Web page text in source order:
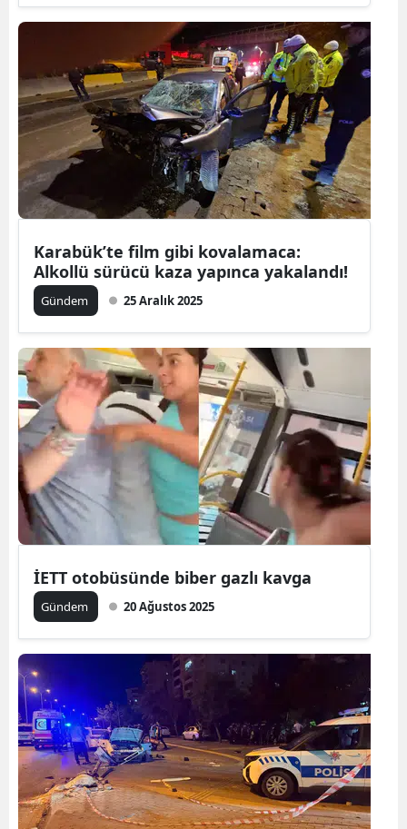
Gaziantep
Giresun
Hakkari
Hatay
Isparta
Kastamonu
Kayseri
Kırklareli
Kırşehir
Kocaeli
Malatya
Manisa
Mardin
Muğla
Karabük’te film gibi kovalamaca:
Alkollü sürücü kaza yapınca yakalandı!
Gündem 25 Aralık 2025
İETT otobüsünde biber gazlı kavga
Gündem 20 Ağustos 2025